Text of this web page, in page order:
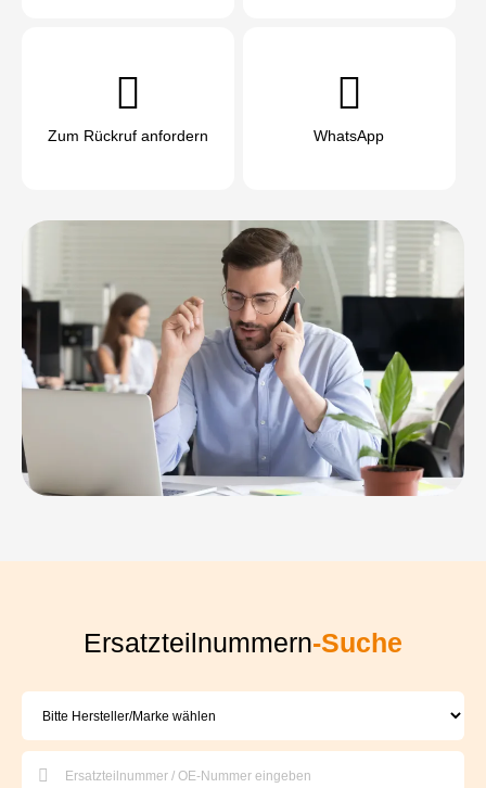
Zum Rückruf anfordern WhatsApp
Ersatzteilnummern-Suche